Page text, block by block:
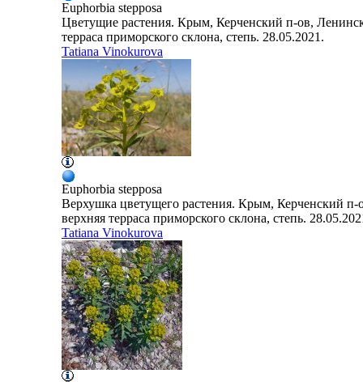
Euphorbia stepposa
Цветущие растения. Крым, Керченский п-ов,
терраса приморского склона, степь. 28.05.2021.
Tatiana Vinokurova
Euphorbia stepposa
Верхушка цветущего растения. Крым, Керченский
верхняя терраса приморского склона, степь.
Tatiana Vinokurova